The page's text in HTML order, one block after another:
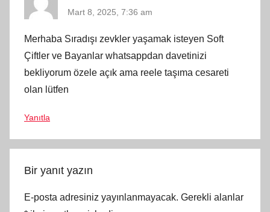
Mart 8, 2025, 7:36 am
Merhaba Sıradışı zevkler yaşamak isteyen Soft
Çiftler ve Bayanlar whatsappdan davetinizi
bekliyorum özele açık ama reele taşıma cesareti
olan lütfen
Yanıtla
Bir yanıt yazın
E-posta adresiniz yayınlanmayacak. Gerekli alanlar